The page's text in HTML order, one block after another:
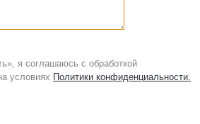
я соглашаюсь с обработкой
условиях Политики конфиденциальности.